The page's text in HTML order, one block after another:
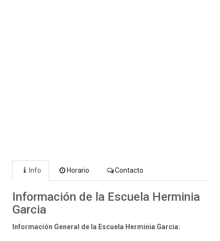
Info Horario Contacto
Información de la Escuela Herminia
Garcia
Información General de la Escuela Herminia Garcia: